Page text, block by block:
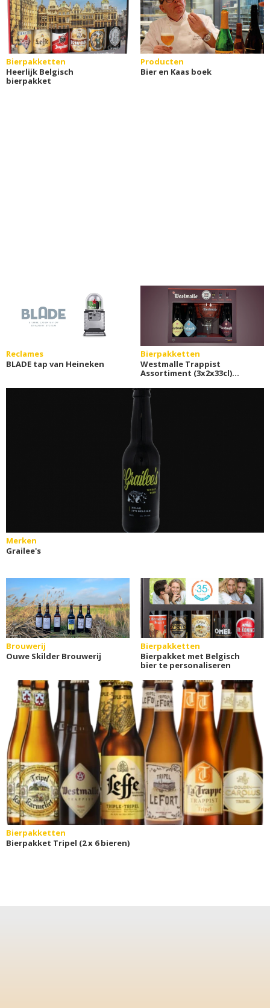
Bierpakketten
Heerlijk Belgisch
bierpakket
Producten
Bier en Kaas boek
Reclames
BLADE tap van Heineken
Bierpakketten
Westmalle Trappist
Assortiment (3x2x33cl)
Merken
Grailee's
Brouwerij
Ouwe Skilder Brouwerij
Bierpakketten
Bierpakket met Belgisch
bier te personaliseren
Bierpakketten
Bierpakket Tripel (2 x 6 bieren)